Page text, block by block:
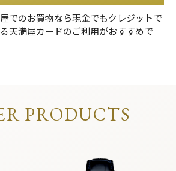
でのお買物なら現金でもクレジットで
天満屋カードのご利用がおすすめで
PRODUCTS